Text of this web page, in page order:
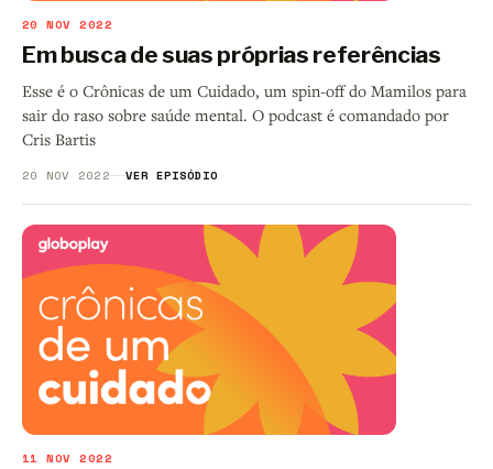
20 NOV 2022
Em busca de suas próprias referências
Esse é o Crônicas de um Cuidado, um spin-off do Mamilos para
sair do raso sobre saúde mental. O podcast é comandado por
Cris Bartis
20 NOV 2022 VER EPISÓDIO
11 NOV 2022